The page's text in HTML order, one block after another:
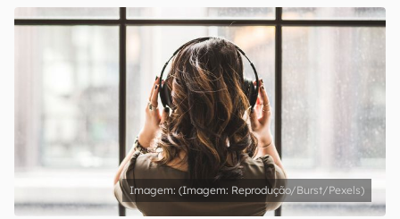
(Imagem: Reprodução/Burst/Pexels)